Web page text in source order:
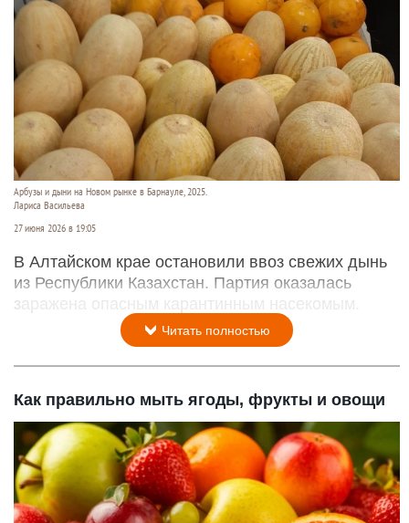
Арбузы и дыни на Новом рынке в Барнауле, 2025.
Лариса Васильева
27 июня 2026 в 19:05
В Алтайском крае остановили ввоз свежих дынь
из Республики Казахстан. Партия оказалась
заражена опасным карантинным насекомым.
Читать полностью
Как правильно мыть ягоды, фрукты и овощи